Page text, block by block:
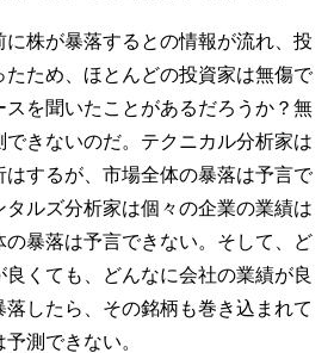
に株が暴落するとの情報が流れ、投
たため、ほとんどの投資家は無傷で
スを聞いたことがあるだろうか？無
きないのだ。テクニカル分析家は
するが、市場全体の暴落は予言で
タルズ分析家は個々の企業の業績は
暴落は予言できない。そして、ど
くても、どんなに会社の業績が良
落したら、その銘柄も巻き込まれて
測できない。